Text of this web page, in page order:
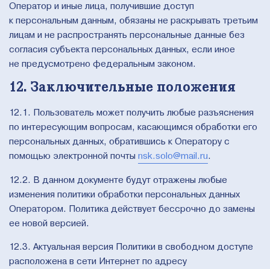
Оператор и иные лица, получившие доступ
к персональным данным, обязаны не раскрывать третьим
лицам и не распространять персональные данные без
согласия субъекта персональных данных, если иное
не предусмотрено федеральным законом.
12. Заключительные положения
12.1. Пользователь может получить любые разъяснения
по интересующим вопросам, касающимся обработки его
персональных данных, обратившись к Оператору с
помощью электронной почты nsk.solo@mail.ru.
12.2. В данном документе будут отражены любые
изменения политики обработки персональных данных
Оператором. Политика действует бессрочно до замены
ее новой версией.
12.3. Актуальная версия Политики в свободном доступе
расположена в сети Интернет по адресу